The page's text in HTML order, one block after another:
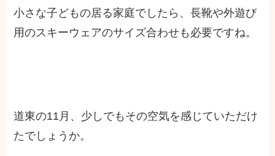
小さな子どもの居る家庭でしたら、長靴や外遊び
用のスキーウェアのサイズ合わせも必要ですね。
道東の11月、少しでもその空気を感じていただけ
たでしょうか。